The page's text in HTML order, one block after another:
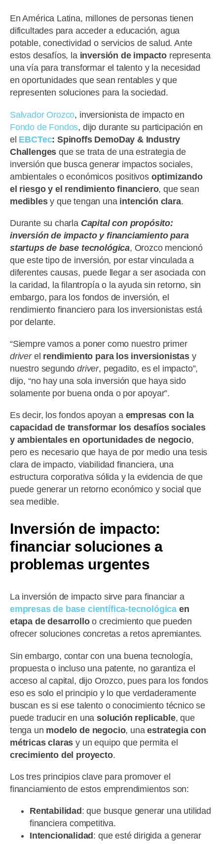
En América Latina, millones de personas tienen
dificultades para acceder a educación, agua
potable, conectividad o servicios de salud. Ante
estos desafíos, la inversión de impacto representa
una vía para transformar el talento y la necesidad
en oportunidades que sean rentables y que
representen soluciones para la sociedad.
Salvador Orozco, inversionista de impacto en
Fondo de Fondos, dijo durante su participación en
el EBCTec: Spinoffs DemoDay & Industry
Challenges que se trata de una estrategia de
inversión que busca generar impactos sociales,
ambientales o económicos positivos optimizando
el riesgo y el rendimiento financiero, que sean
mediblesy que tengan una intención clara.
Durante su charla Capital con propósito:
inversión de impacto y financiamiento para
startups de base tecnológica, Orozco mencionó
que este tipo de inversión, por estar vinculada a
diferentes causas, puede llegar a ser asociada con
la caridad, la filantropía o la ayuda sin retorno, sin
embargo, para los fondos de inversión, el
rendimiento financiero para los inversionistas está
por delante.
“Siempre vamos a poner como nuestro primer
driverel rendimiento para los inversionistasy
nuestro segundodriver, pegadito, es el impacto”,
dijo, “no hay una sola inversión que haya sido
solamente por buena onda o por apoyar”.
Es decir, los fondos apoyan a empresas con la
capacidad de transformar los desafíos sociales
y ambientales en oportunidades de negocio,
pero es necesario que haya de por medio una tesis
clara de impacto, viabilidad financiera, una
estructura corporativa sólida y la evidencia de que
puede generar un retorno económico y social que
sea medible.
Inversión de impacto:
financiar soluciones a
problemas urgentes
La inversión de impacto sirve para financiar a
empresas de base científica-tecnológicaen
etapa de desarrolloo crecimiento que pueden
ofrecer soluciones concretas a retos apremiantes.
Sin embargo, contar con una buena tecnología,
propuesta o incluso una patente, no garantiza el
acceso al capital, dijo Orozco, pues para los fondos
eso es solo el principio y lo que verdaderamente
buscan es si ese talento o conocimiento técnico se
puede traducir en unasolución replicable, que
tenga un modelo de negocio, unaestrategia con
métricas claras y un equipo que permita el
crecimiento del proyecto.
Los tres principios clave para promover el
financiamiento de estos emprendimientos son:
Rentabilidad: que busque generar una utilidad
financiera competitiva.
Intencionalidad: que esté dirigida a generar